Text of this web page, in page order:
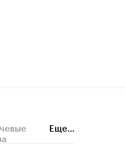
Еще...